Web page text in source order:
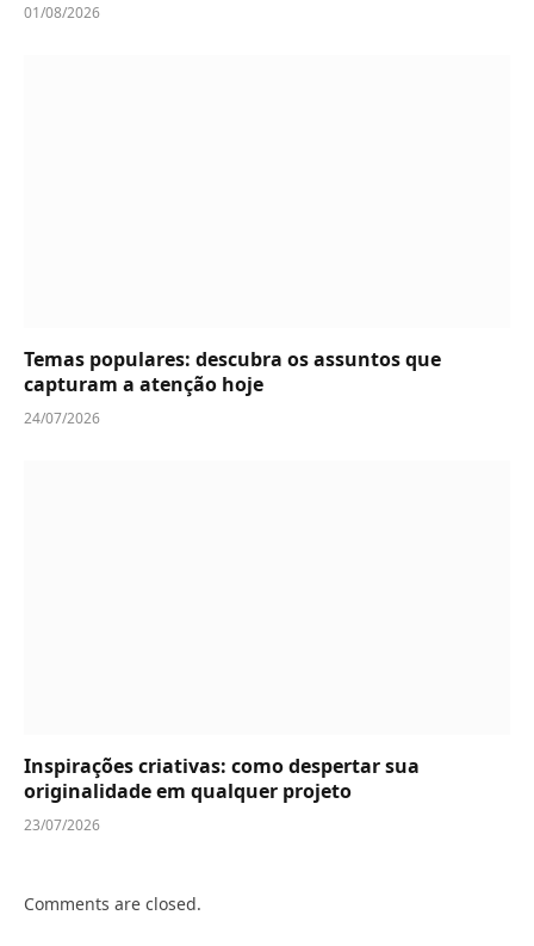
01/08/2026
Temas populares: descubra os assuntos que
capturam a atenção hoje
24/07/2026
Inspirações criativas: como despertar sua
originalidade em qualquer projeto
23/07/2026
Comments are closed.